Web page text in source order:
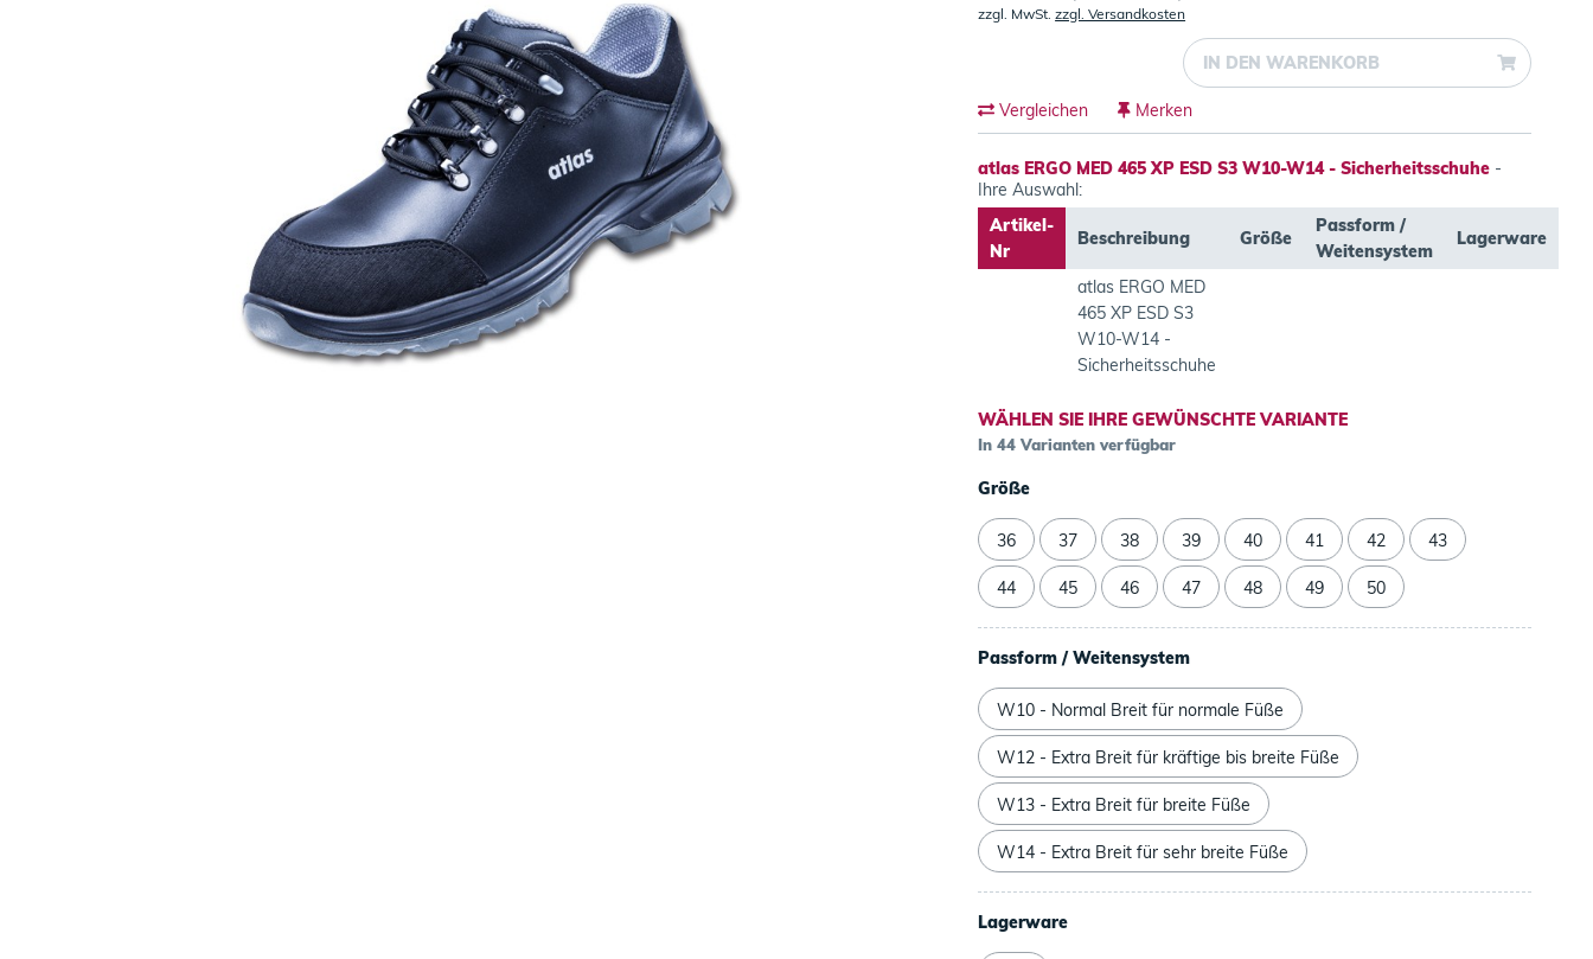
zzgl. MwSt.zzgl. Versandkosten
IN DEN WARENKORB
Vergleichen Merken
atlas ERGO MED 465 XP ESD S3 W10-W14 - Sicherheitsschuhe -
Ihre Auswahl:
Artikel-
Nr
Beschreibung Größe
Passform /
Weitensystem
Lagerware
atlas ERGO MED
465 XP ESD S3
W10-W14 -
Sicherheitsschuhe
WÄHLEN SIE IHRE GEWÜNSCHTE VARIANTE
In 44 Varianten verfügbar
Größe
36 37 38 39 40 41 42 43
44 45 46 47 48 49 50
Passform / Weitensystem
W10 - Normal Breit für normale Füße
W12 - Extra Breit für kräftige bis breite Füße
W13 - Extra Breit für breite Füße
W14 - Extra Breit für sehr breite Füße
Lagerware